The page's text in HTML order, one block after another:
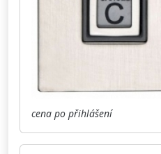
cena po přihlášení